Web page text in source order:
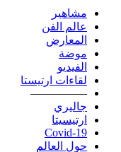
مشاهير
عالم الفن
المعارض
موضة
الفيديو
لقاءات ارتيستا
—————
جاليري
ارتيسيتا
Covid-19
حول العالم